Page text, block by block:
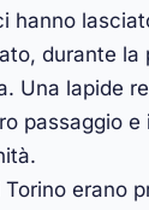
hanno
durante la
Una lapide
passaggio e
erano